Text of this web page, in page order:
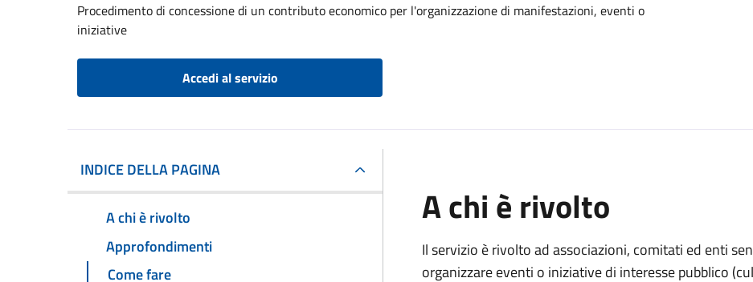
Procedimento di concessione di un contributo economico per l'organizzazione di manifestazioni, eventi o
iniziative
Accedi al servizio
INDICE DELLA PAGINA
A chi è rivolto
Approfondimenti
Come fare
A chi è rivolto
Il servizio è rivolto ad associazioni, comitati ed enti
organizzare eventi o iniziative di interesse pubblico